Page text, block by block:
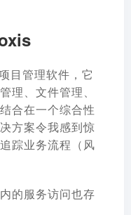
目管理软件，它
理、文件管理、
合在一个综合性
方案令我感到惊
踪业务流程（风
的服务访问也存